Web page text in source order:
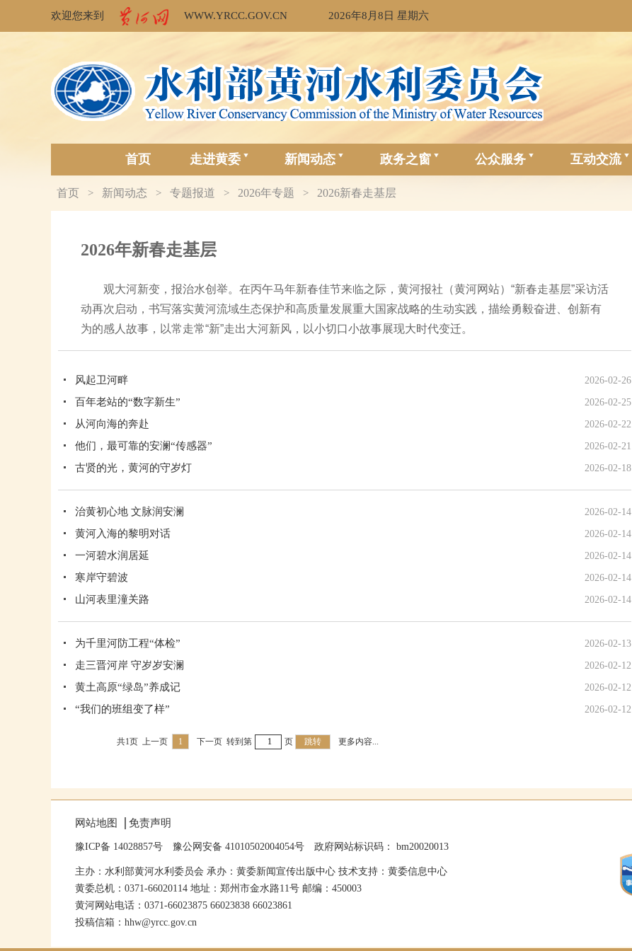
欢迎您来到 WWW.YRCC.GOV.CN 2026年8月8日 星期六
首页 走进黄委 新闻动态 政务之窗 公众服务 互动交流
首页 > 新闻动态 > 专题报道 > 2026年专题 > 2026新春走基层
2026年新春走基层
观大河新变，报治水创举。在丙午马年新春佳节来临之际，黄河报社（黄河网站）“新春走基层”采访活
动再次启动，书写落实黄河流域生态保护和高质量发展重大国家战略的生动实践，描绘勇毅奋进、创新有
为的感人故事，以常走常“新”走出大河新风，以小切口小故事展现大时代变迁。
风起卫河畔 2026-02-26
百年老站的“数字新生” 2026-02-25
从河向海的奔赴 2026-02-22
他们，最可靠的安澜“传感器” 2026-02-21
古贤的光，黄河的守岁灯 2026-02-18
治黄初心地 文脉润安澜 2026-02-14
黄河入海的黎明对话 2026-02-14
一河碧水润居延 2026-02-14
寒岸守碧波 2026-02-14
山河表里潼关路 2026-02-14
为千里河防工程“体检” 2026-02-13
走三晋河岸 守岁岁安澜 2026-02-12
黄土高原“绿岛”养成记 2026-02-12
“我们的班组变了样” 2026-02-12
共1页 上一页 1 下一页 转到第 页 跳转 更多内容...
网站地图 免责声明
豫ICP备 14028857号 豫公网安备 41010502004054号 政府网站标识码： bm20020013
主办：水利部黄河水利委员会 承办：黄委新闻宣传出版中心 技术支持：黄委信息中心
黄委总机：0371-66020114 地址：郑州市金水路11号 邮编：450003
黄河网站电话：0371-66023875 66023838 66023861
投稿信箱：hhw@yrcc.gov.cn